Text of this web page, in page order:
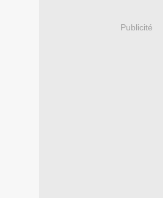
Publicité